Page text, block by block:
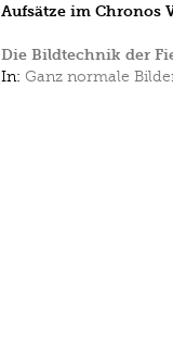
Aufsätze im Chronos
Die Bildtechnik der
In: Ganz normale